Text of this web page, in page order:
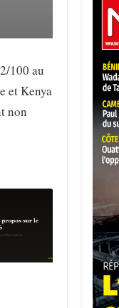
100 au
et Kenya
non